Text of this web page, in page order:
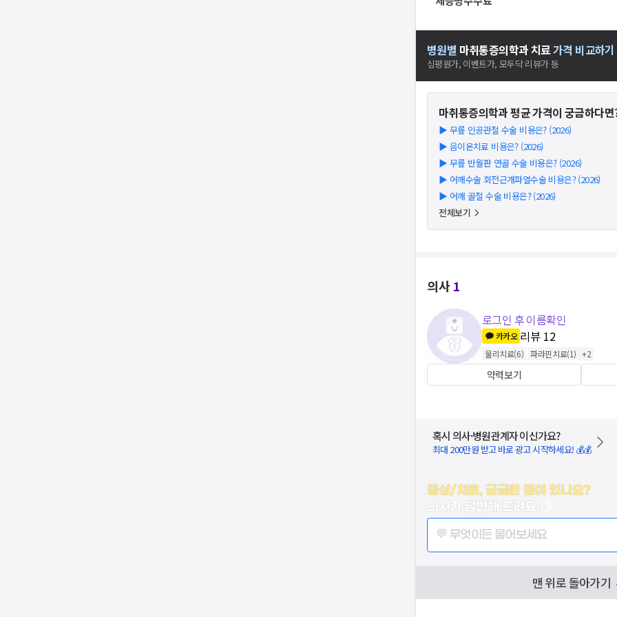
병원별 마취통증의학과치료가격 비교하기
심평원가, 이벤트가, 모두닥 리뷰가 등
마취통증의학과평균 가격이 궁금하다면
▶ 무릎 인공관절 수술 비용은? (2026)
▶ 음이온치료 비용은? (2026)
▶ 무릎 반월판 연골 수술 비용은? (2026)
▶ 어깨수술 회전근개파열수술 비용은? (2026)
▶ 어깨 골절 수술 비용은? (2026)
전체보기
의사1
로그인 후 이름확인
카카오 리뷰 12
물리치료(6) 파라핀치료(1) +2
약력보기
혹시 의사·병원관계자 이신가요?
최대 200만원 받고 바로 광고 시작하세요! 💰💰
증상/치료, 궁금한 점이 있나요?
의사가 답변해 드려요!
💬 무엇이든 물어보세요
맨 위로 돌아가기